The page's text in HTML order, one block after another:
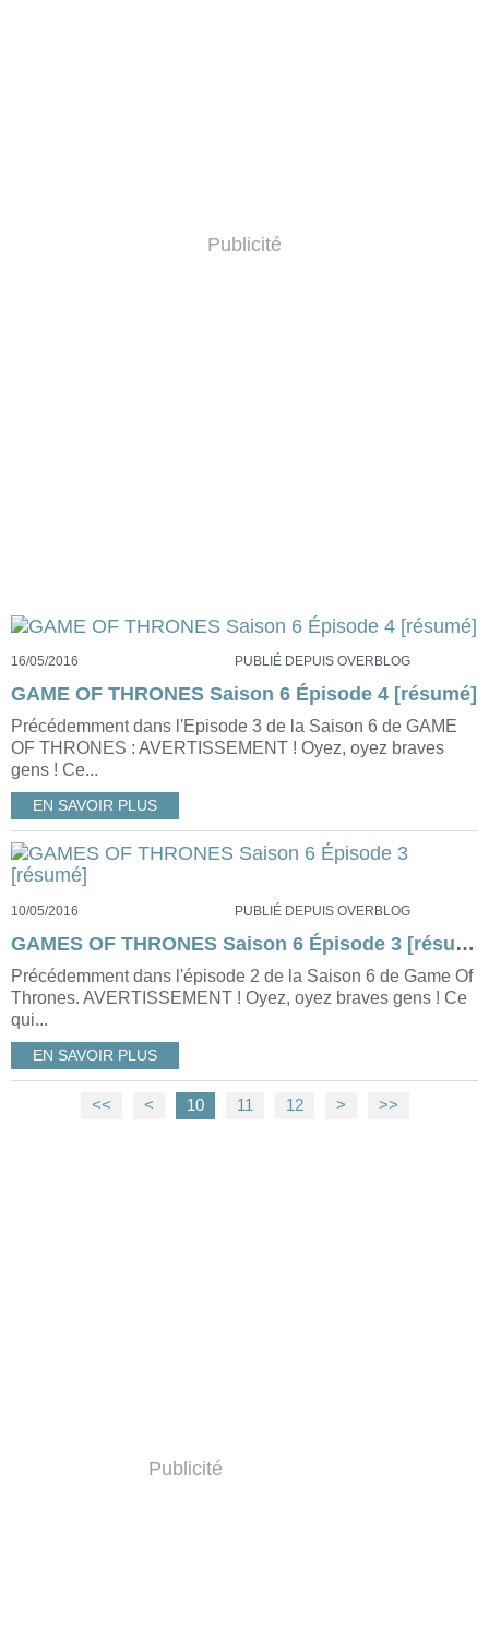
Publicité
16/05/2016 PUBLIÉ DEPUIS OVERBLOG
GAME OF THRONES Saison 6 Épisode 4 [résumé]
Précédemment dans l'Episode 3 de la Saison 6 de GAME
OF THRONES : AVERTISSEMENT ! Oyez, oyez braves
gens ! Ce...
EN SAVOIR PLUS
10/05/2016 PUBLIÉ DEPUIS OVERBLOG
GAMES OF THRONES Saison 6 Épisode 3 [résumé]
Précédemment dans l'épisode 2 de la Saison 6 de Game Of
Thrones. AVERTISSEMENT ! Oyez, oyez braves gens ! Ce
qui...
EN SAVOIR PLUS
<< < 10 11 12 > >>
Publicité